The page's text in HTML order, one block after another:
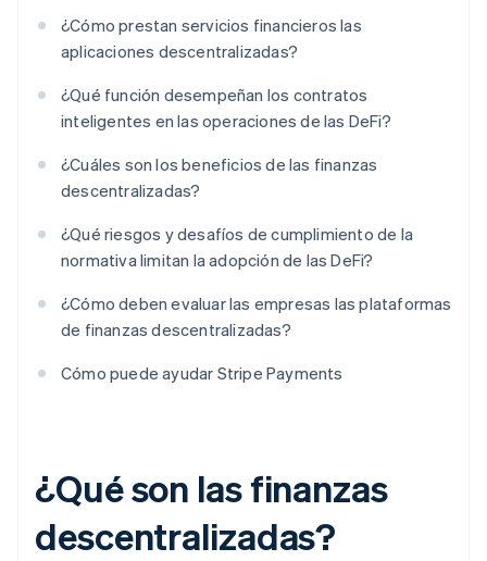
¿Cómo prestan servicios financieros las
aplicaciones descentralizadas?
¿Qué función desempeñan los contratos
inteligentes en las operaciones de las DeFi?
¿Cuáles son los beneficios de las finanzas
descentralizadas?
¿Qué riesgos y desafíos de cumplimiento de la
normativa limitan la adopción de las DeFi?
¿Cómo deben evaluar las empresas las plataformas
de finanzas descentralizadas?
Cómo puede ayudar Stripe Payments
¿Qué son las finanzas
descentralizadas?